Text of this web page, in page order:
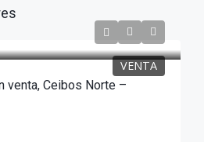
VENTA
venta, Ceibos Norte –